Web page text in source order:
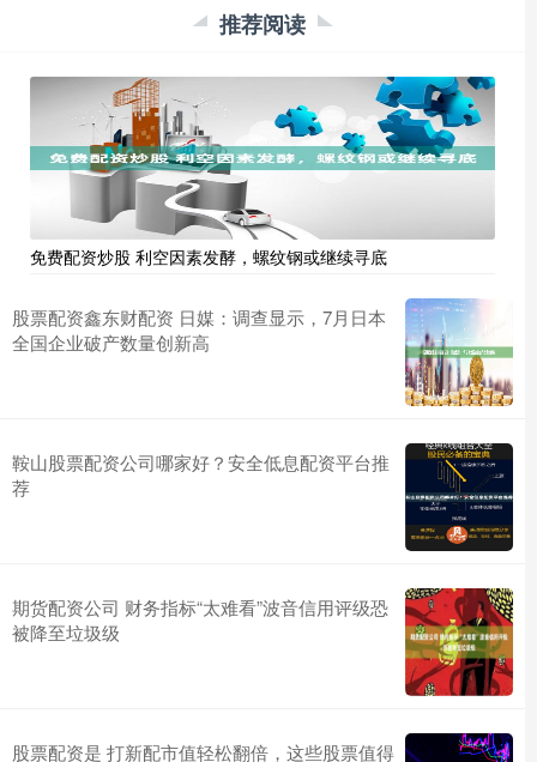
推荐阅读
免费配资炒股 利空因素发酵，螺纹钢或继续寻底
股票配资鑫东财配资 日媒：调查显示，7月日本
全国企业破产数量创新高
鞍山股票配资公司哪家好？安全低息配资平台推
荐
期货配资公司 财务指标“太难看”波音信用评级恐
被降至垃圾级
股票配资是 打新配市值轻松翻倍，这些股票值得